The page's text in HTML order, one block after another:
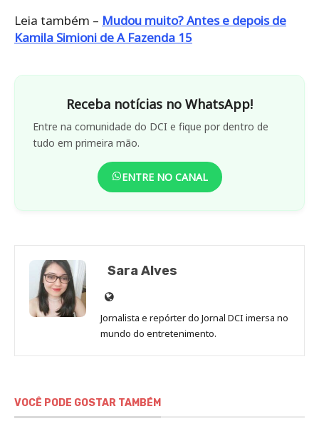
Leia também – Mudou muito? Antes e depois de
Kamila Simioni de A Fazenda 15
Receba notícias no WhatsApp!
Entre na comunidade do DCI e fique por dentro de
tudo em primeira mão.
ENTRE NO CANAL
Sara Alves
Site
de
Sara
Jornalista e repórter do Jornal DCI imersa no
mundo do entretenimento.
VOCÊ PODE GOSTAR TAMBÉM